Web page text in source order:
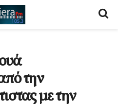
την
με την